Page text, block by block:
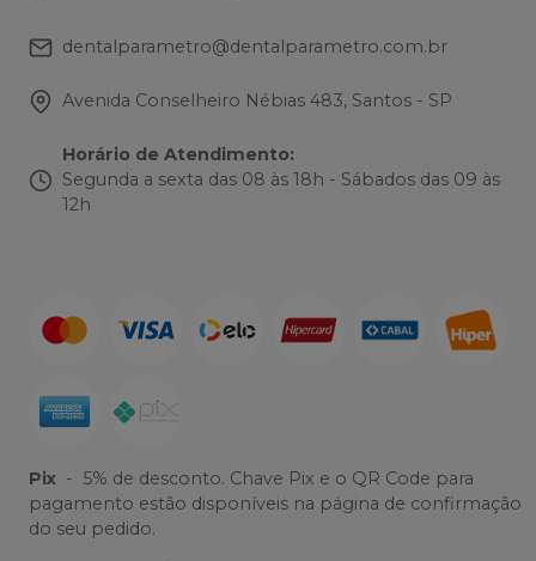
dentalparametro@dentalparametro.com.br
Avenida Conselheiro Nébias 483, Santos - SP
Horário de Atendimento:
Segunda a sexta das 08 às 18h - Sábados das 09 às
12h
Pix - 5% de desconto. Chave Pix e o QR Code para
pagamento estão disponíveis na página de confirmação
do seu pedido.